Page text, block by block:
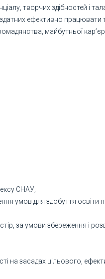
творчих здібностей і
ефективно
майбутньої
СНАУ;
умов для здобуття освіти
за умови збереження і
на засадах цільового,